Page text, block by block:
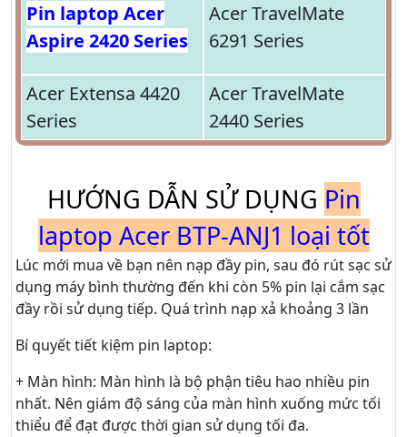
Pin laptop Acer
Aspire 2420 Series
Acer TravelMate
6291 Series
Acer Extensa 4420
Series
Acer TravelMate
2440 Series
HƯỚNG DẪN SỬ DỤNG Pin
laptop Acer BTP-ANJ1 loại tốt
Lúc mới mua về bạn nên nạp đầy pin, sau đó rút sạc sử
dụng máy bình thường đến khi còn 5% pin lại cắm sạc
đầy rồi sử dụng tiếp. Quá trình nạp xả khoảng 3 lần
Bí quyết tiết kiệm pin laptop:
+ Màn hình: Màn hình là bộ phận tiêu hao nhiều pin
nhất. Nên giám độ sáng của màn hình xuống mức tối
thiểu để đạt được thời gian sử dụng tối đa.